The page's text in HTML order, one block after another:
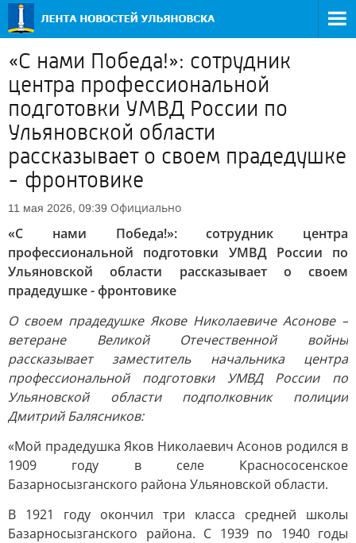
«С нами Победа!»: сотрудник
центра профессиональной
подготовки УМВД России по
Ульяновской области
рассказывает о своем прадедушке
- фронтовике
11 мая 2026, 09:39 Официально
«С нами Победа!»: сотрудник центра
профессиональной подготовки УМВД России по
Ульяновской области рассказывает о своем
прадедушке - фронтовике
О своем прадедушке Якове Николаевиче Асонове –
ветеране Великой Отечественной войны
рассказывает заместитель начальника центра
профессиональной подготовки УМВД России по
Ульяновской области подполковник полиции
Дмитрий Балясников:
«Мой прадедушка Яков Николаевич Асонов родился в
1909 году в селе Краснососенское
Базарносызганского района Ульяновской области.
В 1921 году окончил три класса средней школы
Базарносызганского района. С 1939 по 1940 годы